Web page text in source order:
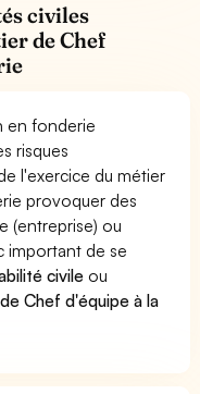
civiles
de Chef
en fonderie
risques
l'exercice du métier
provoquer des
(entreprise) ou
important de se
civile ou
Chef d'équipe à la